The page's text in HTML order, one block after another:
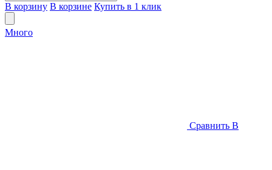
В корзину В корзине Купить в 1 клик
Много
Сравнить В